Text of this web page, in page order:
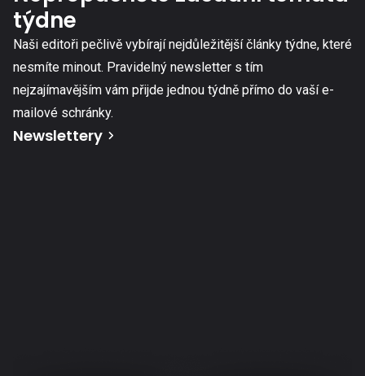
týdne
Naši editoři pečlivě vybírají nejdůležitější články týdne, které
nesmíte minout. Pravidelný newsletter s tím
nejzajímavějším vám přijde jednou týdně přímo do vaší e-
mailové schránky.
Newslettery